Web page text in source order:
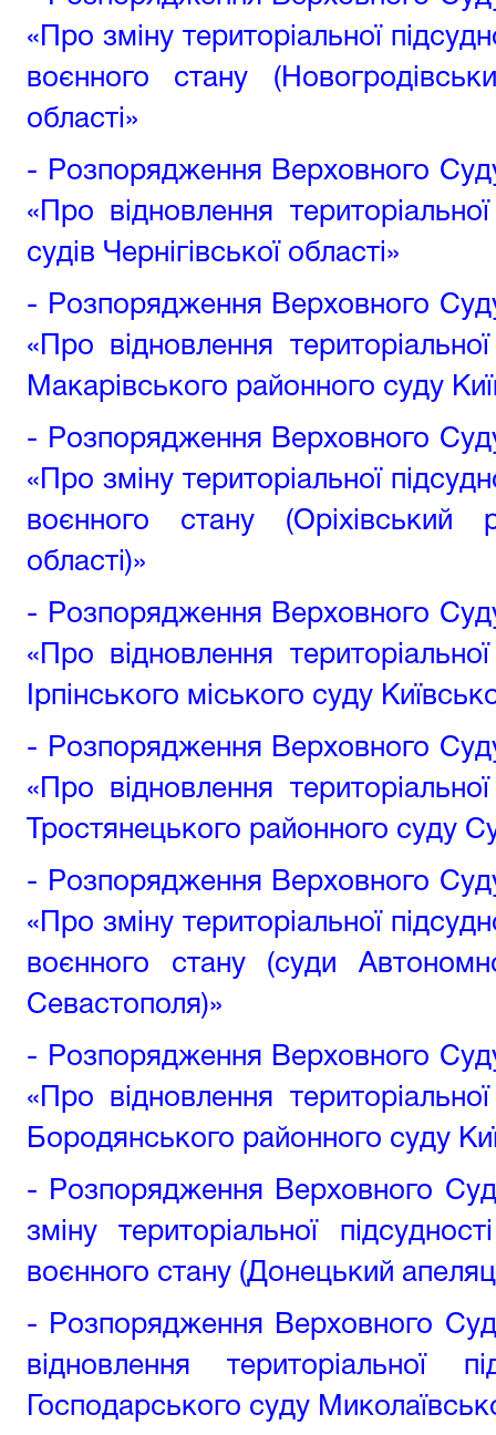
«Про зміну територіальної
воєнного стану
області»
- Розпорядження Верховного
«Про відновлення
судів Чернігівської області»
- Розпорядження Верховного
«Про відновлення
Макарівського районного суду
- Розпорядження Верховного
«Про зміну територіальної
воєнного стану (Оріхівський
області)»
- Розпорядження Верховного
«Про відновлення
Ірпінського міського суду
- Розпорядження Верховного
«Про відновлення
Тростянецького районного суду
- Розпорядження Верховного
«Про зміну територіальної
воєнного стану (суди
Севастополя)»
- Розпорядження Верховного
«Про відновлення
Бородянського районного суду
- Розпорядження Верховного
зміну територіальної
воєнного стану (Донецький
- Розпорядження Верховного
відновлення територіальної
Господарського суду